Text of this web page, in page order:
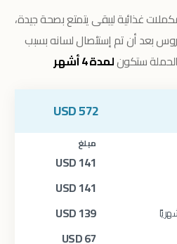
غذائية ليبقى يتمتع بصحة جيدة،
بعد أن تم إستئصال لسانه بسبب
ستكونلمدة 4 أشهر
572
USD
مبلغ
141
USD
141
USD
139
USD
67
USD